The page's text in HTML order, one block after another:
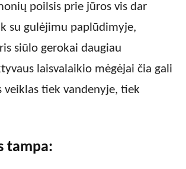
poilsis prie jūros vis dar
su gulėjimu paplūdimyje,
siūlo gerokai daugiau
laisvalaikio mėgėjai čia gali
veiklas tiek vandenyje, tiek
tampa: